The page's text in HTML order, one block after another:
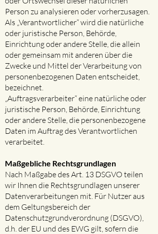
Person zu analysieren oder vorherzusagen.
Als „Verantwortlicher“ wird die natürliche
oder juristische Person, Behörde,
Einrichtung oder andere Stelle, die allein
oder gemeinsam mit anderen über die
Zwecke und Mittel der Verarbeitung von
personenbezogenen Daten entscheidet,
bezeichnet.
„Auftragsverarbeiter“ eine natürliche oder
juristische Person, Behörde, Einrichtung
oder andere Stelle, die personenbezogene
Daten im Auftrag des Verantwortlichen
verarbeitet.
Maßgebliche Rechtsgrundlagen​
Nach Maßgabe des Art. 13 DSGVO teilen
wir Ihnen die Rechtsgrundlagen unserer
Datenverarbeitungen mit. Für Nutzer aus
dem Geltungsbereich der
Datenschutzgrundverordnung (DSGVO),
d.h. der EU und des EWG gilt, sofern die